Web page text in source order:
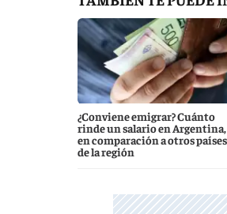
¿Conviene emigrar? Cuánto
rinde un salario en Argentina,
en comparación a otros países
de la región